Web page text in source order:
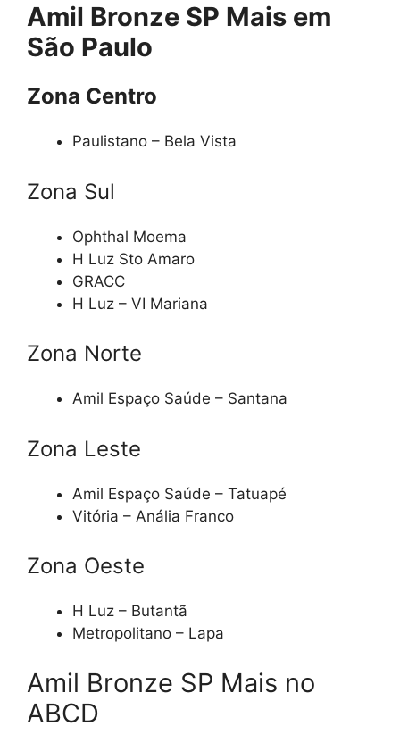
Amil Bronze SP Mais em
São Paulo
Zona Centro
Paulistano – Bela Vista
Zona Sul
Ophthal Moema
H Luz Sto Amaro
GRACC
H Luz – VI Mariana
Zona Norte
Amil Espaço Saúde – Santana
Zona Leste
Amil Espaço Saúde – Tatuapé
Vitória – Anália Franco
Zona Oeste
H Luz – Butantã
Metropolitano – Lapa
Amil Bronze SP Mais no
ABCD